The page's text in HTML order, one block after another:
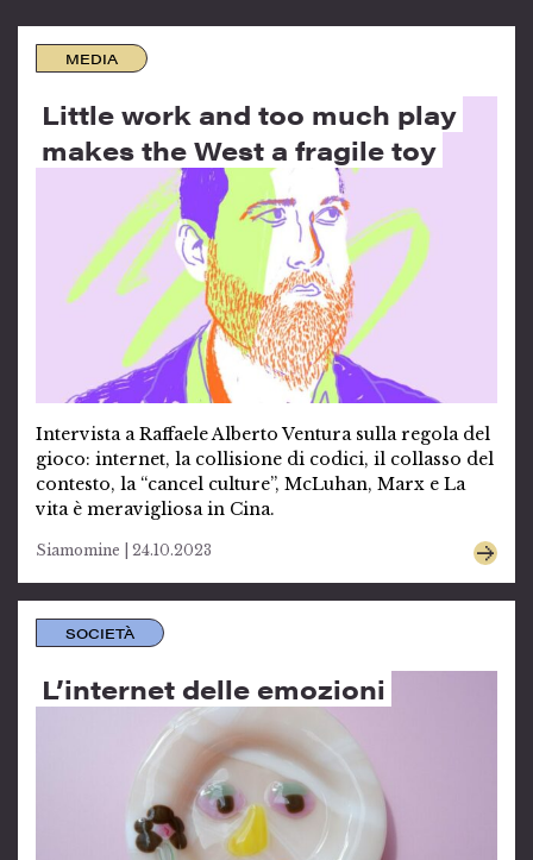
MEDIA
Little work and too much play
makes the West a fragile toy
Intervista a Raffaele Alberto Ventura sulla regola del
gioco: internet, la collisione di codici, il collasso del
contesto, la “cancel culture”, McLuhan, Marx e La
vita è meravigliosa in Cina.
Siamomine | 24.10.2023
SOCIETÀ
L’internet delle emozioni